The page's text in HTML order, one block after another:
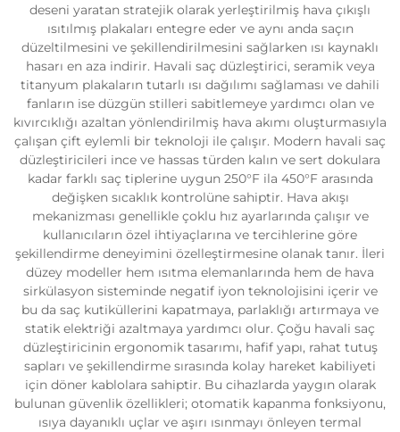
deseni yaratan stratejik olarak yerleştirilmiş hava çıkışlı
ısıtılmış plakaları entegre eder ve aynı anda saçın
düzeltilmesini ve şekillendirilmesini sağlarken ısı kaynaklı
hasarı en aza indirir. Havali saç düzleştirici, seramik veya
titanyum plakaların tutarlı ısı dağılımı sağlaması ve dahili
fanların ise düzgün stilleri sabitlemeye yardımcı olan ve
kıvırcıklığı azaltan yönlendirilmiş hava akımı oluşturmasıyla
çalışan çift eylemli bir teknoloji ile çalışır. Modern havali saç
düzleştiricileri ince ve hassas türden kalın ve sert dokulara
kadar farklı saç tiplerine uygun 250°F ila 450°F arasında
değişken sıcaklık kontrolüne sahiptir. Hava akışı
mekanizması genellikle çoklu hız ayarlarında çalışır ve
kullanıcıların özel ihtiyaçlarına ve tercihlerine göre
şekillendirme deneyimini özelleştirmesine olanak tanır. İleri
düzey modeller hem ısıtma elemanlarında hem de hava
sirkülasyon sisteminde negatif iyon teknolojisini içerir ve
bu da saç kutiküllerini kapatmaya, parlaklığı artırmaya ve
statik elektriği azaltmaya yardımcı olur. Çoğu havali saç
düzleştiricinin ergonomik tasarımı, hafif yapı, rahat tutuş
sapları ve şekillendirme sırasında kolay hareket kabiliyeti
için döner kablolara sahiptir. Bu cihazlarda yaygın olarak
bulunan güvenlik özellikleri; otomatik kapanma fonksiyonu,
ısıya dayanıklı uçlar ve aşırı ısınmayı önleyen termal